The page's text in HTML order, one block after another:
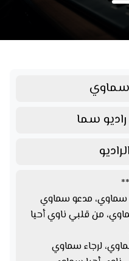
راديو سما
مدعو سماوي
من قلبي ناوي أحيا
لرجاء سماوي